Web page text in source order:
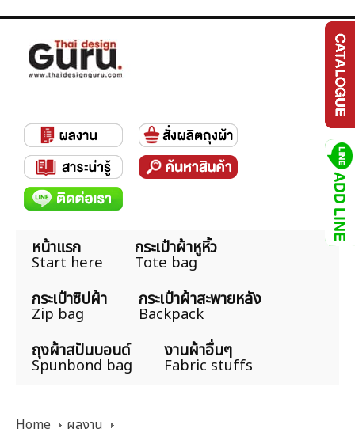
หน้าแรก
Start here
กระเป๋าผ้าหูหิ้ว
Tote bag
กระเป๋าซิปผ้า
Zip bag
กระเป๋าผ้าสะพายหลัง
Backpack
ถุงผ้าสปันบอนด์
Spunbond bag
งานผ้าอื่นๆ
Fabric stuffs
Home
ผลงาน